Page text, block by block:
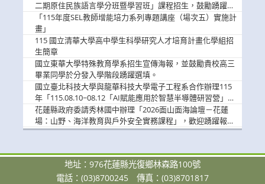
二期原住民族語言學分班暨學習班」課程招生，鼓勵踴躍報
名
「115年度SEL教師增能培力系列專題講座（場次五）實施計
畫」
115 國立清華大學高中學生科學研究人才培育計畫化學組招
生簡章
國立東華大學特殊教育學系招生宣傳海報，並鼓勵貴校高三
畢業同學於分發入學階段踴躍選填。
國立臺北科技大學與龍華科技大學電子工程系合作辦理115
年「115.08.10~08.12「AI賦能應用於智慧半導體研習營」，
歡迎學生踴躍報名參加
花蓮縣政府委請秀林國中辦理「2026面山面海論壇－花蓮
場：山野、海洋教育與戶外安全實務課程」，歡迎踴躍報名
參加
地址：976花蓮縣光復鄉林森路100號
電話：(03)8700245
傳真：(03)8701817